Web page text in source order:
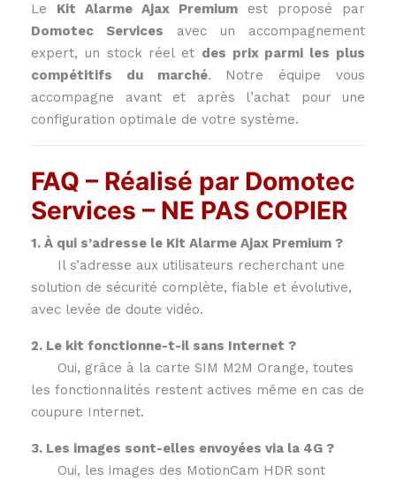
Le Kit Alarme Ajax Premium est proposé par
Domotec Services avec un accompagnement
expert, un stock réel et des prix parmi les plus
compétitifs du marché. Notre équipe vous
accompagne avant et après l’achat pour une
configuration optimale de votre système.
FAQ – Réalisé par Domotec
Services – NE PAS COPIER
1. À qui s’adresse le Kit Alarme Ajax Premium ?
Il s’adresse aux utilisateurs recherchant une
solution de sécurité complète, fiable et évolutive,
avec levée de doute vidéo.
2. Le kit fonctionne-t-il sans Internet ?
Oui, grâce à la carte SIM M2M Orange, toutes
les fonctionnalités restent actives même en cas de
coupure Internet.
3. Les images sont-elles envoyées via la 4G ?
Oui, les images des MotionCam HDR sont